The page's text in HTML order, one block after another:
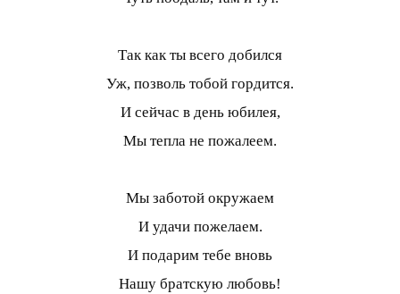
Так как ты всего добился
Уж, позволь тобой гордится.
И сейчас в день юбилея,
Мы тепла не пожалеем.
Мы заботой окружаем
И удачи пожелаем.
И подарим тебе вновь
Нашу братскую любовь!